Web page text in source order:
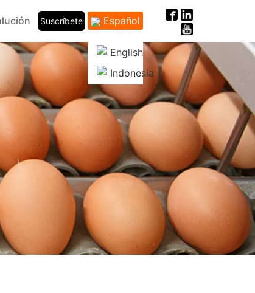
Suscríbete Español
English
Indonesia